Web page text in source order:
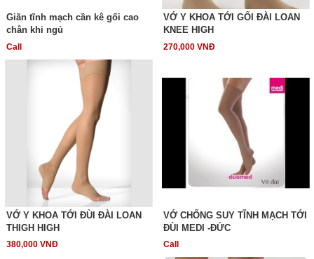
Giãn tĩnh mạch cần kê gối cao
chân khi ngủ
Call
VỚ Y KHOA TỚI GỐI ĐÀI LOAN
KNEE HIGH
270,000 VNĐ
VỚ Y KHOA TỚI ĐÙI ĐÀI LOAN
THIGH HIGH
380,000 VNĐ
VỚ CHỐNG SUY TĨNH MẠCH TỚI
ĐÙI MEDI -ĐỨC
Call